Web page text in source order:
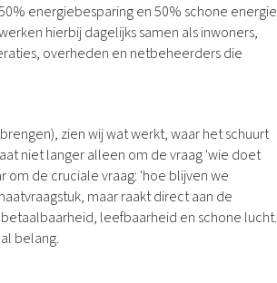
energiebesparing en 50% schone energie
hierbij dagelijks samen als inwoners,
overheden en netbeheerders die
zien wij wat werkt, waar het schuurt
niet langer alleen om de vraag 'wie doet
de cruciale vraag: 'hoe blijven we
maar raakt direct aan de
leefbaarheid en schone lucht.
belang.